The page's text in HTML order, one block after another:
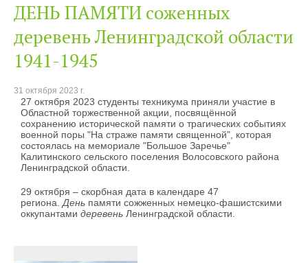
ДЕНЬ ПАМЯТИ соженных
деревень Ленинградской области
1941-1945
31 октября 2023 г.
27 октября 2023 студенты техникума приняли участие в
Областной торжественной акции, посвящённой
сохранению исторической памяти о трагических событиях
военной поры "На страже памяти священной", которая
состоялась на мемориале "Большое Заречье"
Калитинского сельского поселения Волосовского района
Ленинградской области.
29 октября – скорбная дата в календаре 47
региона. День памяти сожженных немецко-фашистскими
оккупантами деревень Ленинградской области.